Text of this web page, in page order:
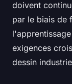
doivent
par le biais de
exigences
dessin